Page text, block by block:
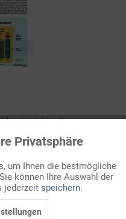
spielen die
Rolle. Aber die
erschweren die Einbindung
Als Antwort
Stromspeicher massiv
der Entwicklung berichtet
Aktiv
Inaktiv
Privatsphäre
um Ihnen die bestmögliche
können Ihre Auswahl der
jederzeit speichern.